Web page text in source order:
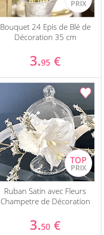
Bouquet 24 Epis de Blé de
Décoration 35 cm
3.95 €
Ruban Satin avec Fleurs
Champetre de Décoration
3.50 €